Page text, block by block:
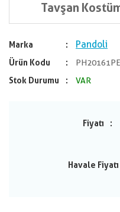
Tavşan
Marka Pandoli
Ürün Kodu
PH20161PE
Stok Durumu
VAR
Fiyatı
Havale Fiyatı